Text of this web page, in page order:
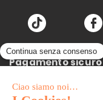
Pagamento sicuro
Carta di credito